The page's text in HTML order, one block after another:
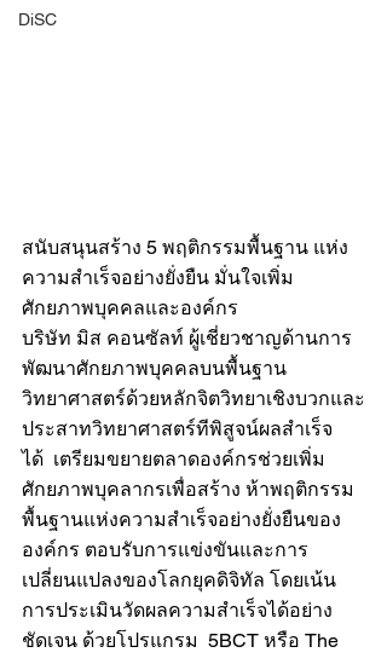
DiSC
สนับสนุนสร้าง 5 พฤติกรรมพื้นฐาน แห่ง
ความสำเร็จอย่างยั่งยืน มั่นใจเพิ่ม
ศักยภาพบุคคลและองค์กร
บริษัท มิส คอนซัลท์ ผู้เชี่ยวชาญด้านการ
พัฒนาศักยภาพบุคคลบนพื้นฐาน
วิทยาศาสตร์ด้วยหลักจิตวิทยาเชิงบวกและ
ประสาทวิทยาศาสตร์ทีพิสูจน์ผลสำเร็จ
ได้  เตรียมขยายตลาดองค์กรช่วยเพิ่ม
ศักยภาพบุคลากรเพื่อสร้าง ห้าพฤติกรรม
พื้นฐานแห่งความสำเร็จอย่างยั่งยืนของ
องค์กร ตอบรับการแข่งขันและการ
เปลี่ยนแปลงของโลกยุคดิจิทัล โดยเน้น
การประเมินวัดผลความสำเร็จได้อย่าง
ชัดเจน ด้วยโปรแกรม  5BCT หรือ The